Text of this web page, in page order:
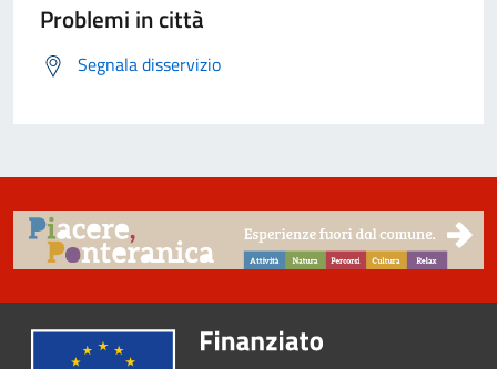
Problemi in città
Segnala disservizio